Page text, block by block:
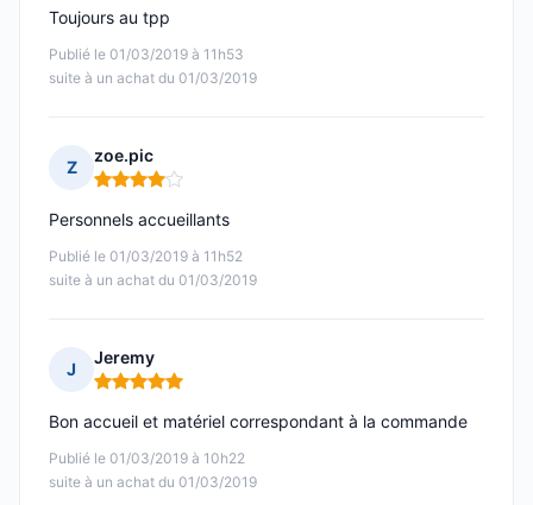
Publié le 01/03/2019 à 11h53
suite à un achat du 01/03/2019
Toujours au tpp
Z
zoe.pic
Note : 4 sur 5
Publié le 01/03/2019 à 11h52
suite à un achat du 01/03/2019
Personnels accueillants
J
Jeremy
Note : 5 sur 5
Publié le 01/03/2019 à 10h22
suite à un achat du 01/03/2019
Bon accueil et matériel correspondant à la commande